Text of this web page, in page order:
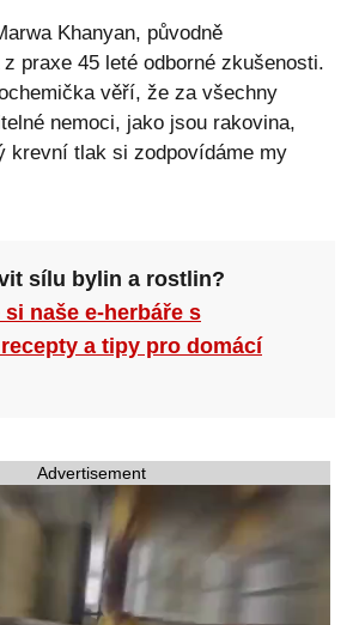
Khanyan, původně
praxe 45 leté odborné zkušenosti.
věří, že za všechny
nemoci, jako jsou rakovina,
krevní tlak si zodpovídáme my
sílu bylin a rostlin?
naše e-herbáře s
a tipy pro domácí
Advertisement